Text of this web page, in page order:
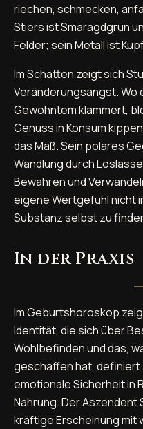
riechen, schmecken,
Stiers ist Smaragdgrün
Felder; sein Metall ist
Im Schatten zeigt sich
Veränderungsangst. Wo
Gewohntem klammert,
Genuss in Konsum
das Maß. Sein polares
Wandlung durch
Bewahren und
eigene Wertgefühl nicht
Substanz selbst zu
In der Praxis
Im Geburtshoroskop
Identität, die sich über
Wohlbefinden und das,
geschaffen hat,
emotionale Sicherheit in
Nahrung. Der
kräftige Erscheinung mit